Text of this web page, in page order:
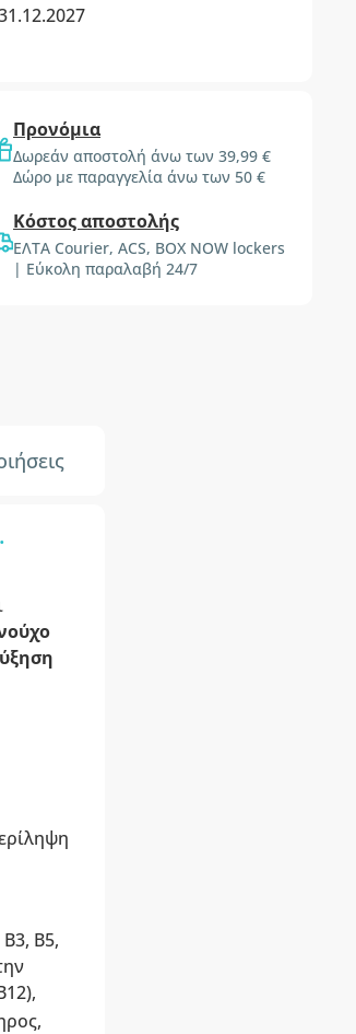
Προνόμια
Δωρεάν αποστολή άνω των 39,99 €
Δώρο με παραγγελία άνω των 50 €
Κόστος αποστολής
ΕΛΤΑ Courier, ACS, BOX NOW lockers
| Εύκολη παραλαβή 24/7
B5,